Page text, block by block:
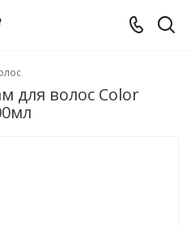
для волос Color